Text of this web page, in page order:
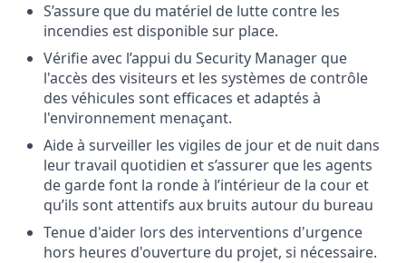
S’assure que du matériel de lutte contre les
incendies est disponible sur place.
Vérifie avec l’appui du Security Manager que
l'accès des visiteurs et les systèmes de contrôle
des véhicules sont efficaces et adaptés à
l'environnement menaçant.
Aide à surveiller les vigiles de jour et de nuit dans
leur travail quotidien et s’assurer que les agents
de garde font la ronde à l’intérieur de la cour et
qu’ils sont attentifs aux bruits autour du bureau
Tenue d'aider lors des interventions d'urgence
hors heures d'ouverture du projet, si nécessaire.